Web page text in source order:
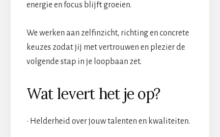
energie en focus blijft groeien.
We werken aan zelfinzicht, richting en concrete
keuzes zodat jij met vertrouwen en plezier de
volgende stap in je loopbaan zet.
Wat levert het je op?
• Helderheid over jouw talenten en kwaliteiten.